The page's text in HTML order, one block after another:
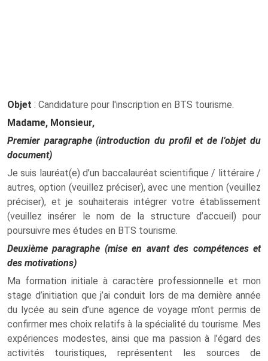
Objet : Candidature pour l'inscription en BTS tourisme.
Madame, Monsieur,
Premier paragraphe (introduction du profil et de l’objet du
document)
Je suis lauréat(e) d’un baccalauréat scientifique / littéraire /
autres, option (veuillez préciser), avec une mention (veuillez
préciser), et je souhaiterais intégrer votre établissement
(veuillez insérer le nom de la structure d’accueil) pour
poursuivre mes études en BTS tourisme.
Deuxième paragraphe (mise en avant des compétences et
des motivations)
Ma formation initiale à caractère professionnelle et mon
stage d’initiation que j’ai conduit lors de ma dernière année
du lycée au sein d’une agence de voyage m’ont permis de
confirmer mes choix relatifs à la spécialité du tourisme. Mes
expériences modestes, ainsi que ma passion à l’égard des
activités touristiques, représentent les sources de